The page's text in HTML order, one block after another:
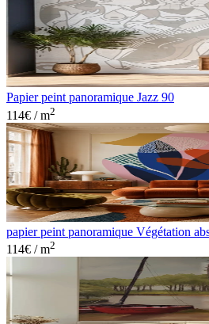
Papier peint panoramique Jazz 90
114€ / m2
papier peint panoramique Végétation
114€ / m2